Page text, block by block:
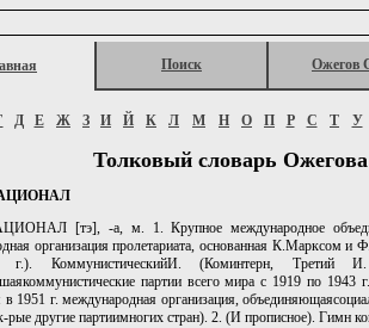
Поиск Ожегов
Д Е Ж З И Й К Л М Н О П Р С Т У
Толковый словарь
[тэ], -а, м. 1. Крупное международное
организация пролетариата, основанная К.Марксом и
КоммунистическийИ. (Коминтерн, Третий И.
партии всего мира с 1919 по 1943
1951 г. международная организация,
рые другие партиимногих стран). 2. (И прописное). Гимн